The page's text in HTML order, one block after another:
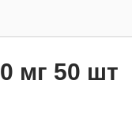
мг 50 шт